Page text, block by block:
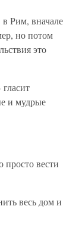
Рим, вначале
но потом
это
и мудрые
вести
весь дом и